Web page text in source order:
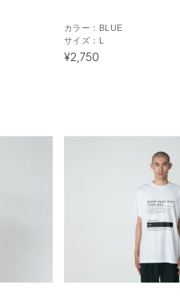
カラー： BLUE
サイズ： L
¥2,750